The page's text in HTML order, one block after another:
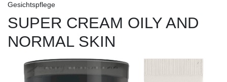
Gesichtspflege
SUPER CREAM OILY AND
NORMAL SKIN